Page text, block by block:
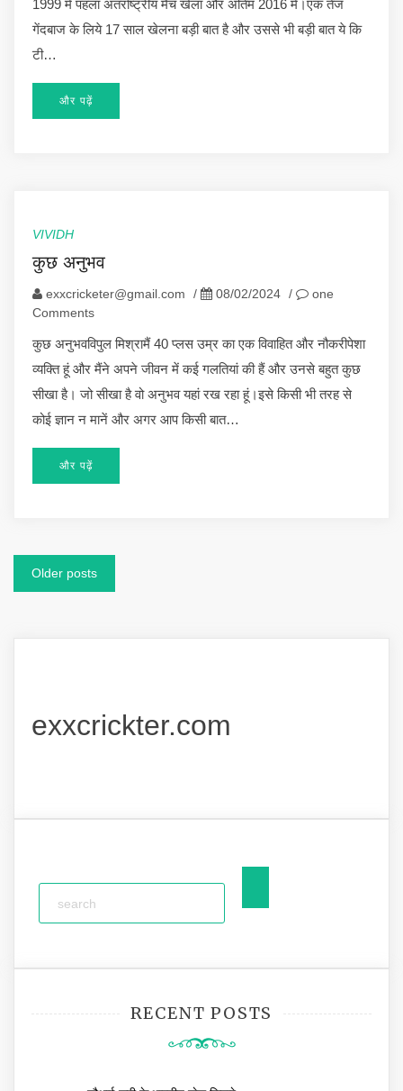
1999 में पहला अंतर्राष्ट्रीय मैच खेला और अंतिम 2016 में।एक तेज
गेंदबाज के लिये 17 साल खेलना बड़ी बात है और उससे भी बड़ी बात ये कि
टी…
और पढ़ें
VIVIDH
कुछ अनुभव
exxcricketer@gmail.com / 08/02/2024 /
one
Comments
कुछ अनुभवविपुल मिश्रामैं 40 प्लस उम्र का एक विवाहित और नौकरीपेशा
व्यक्ति हूं और मैंने अपने जीवन में कई गलतियां की हैं और उनसे बहुत कुछ
सीखा है। जो सीखा है वो अनुभव यहां रख रहा हूं।इसे किसी भी तरह से
कोई ज्ञान न मानें और अगर आप किसी बात…
और पढ़ें
Posts
Older posts
exxcrickter.com
RECENT POSTS